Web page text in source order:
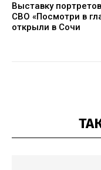
Выставку
СВО «Посмотри в
открыли в Сочи